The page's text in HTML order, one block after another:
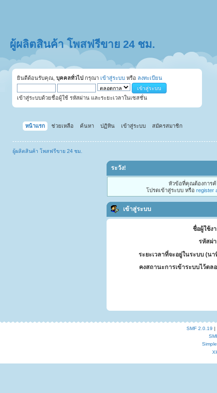
ผู้ผลิตสินค้า โพสฟรีขาย 24 ชม.
ยินดีต้อนรับคุณ, บุคคลทั่วไป กรุณา เข้าสู่ระบบ หรือ ลงทะเบียน
เข้าสู่ระบบด้วยชื่อผู้ใช้ รหัสผ่าน และระยะเวลาในเซสชั่น
หน้าแรก ช่วยเหลือ ค้นหา ปฏิทิน เข้าสู่ระบบ สมัครสมาชิก
ผู้ผลิตสินค้า โพสฟรีขาย 24 ชม.
ระวัง!
หัวข้อที่คุณต้องการ
โปรดเข้าสู่ระบบ หรือ register
เข้าสู่ระบบ
ชื่อผู้ใช้ง
รหัสผ่
ระยะเวลาที่จะอยู่ในระบบ (นา
คงสถานะการเข้าระบบไว้ตล
SMF 2.0.19 |